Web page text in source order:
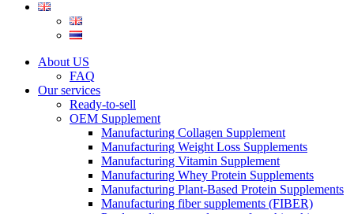
About US
FAQ
Our services
Ready-to-sell
OEM Supplement
Manufacturing Collagen Supplement
Manufacturing Weight Loss Supplements
Manufacturing Vitamin Supplement
Manufacturing Whey Protein Supplements
Manufacturing Plant-Based Protein Supplements
Manufacturing fiber supplements (FIBER)